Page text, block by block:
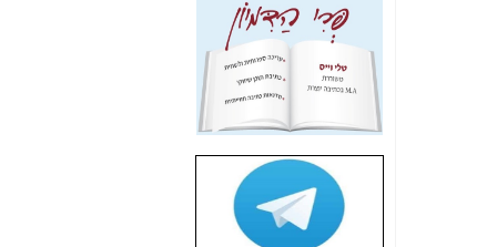
"יש אפליה בחקירה"?
חשיפה: למה השר
משה כחלון לא נחקר
עד היום? -
כאן
הדומה לזו של "תיק
4000" אך בתחום
הסלולר -
חשיפת מה שלא
רוצים שתדעו בעניין